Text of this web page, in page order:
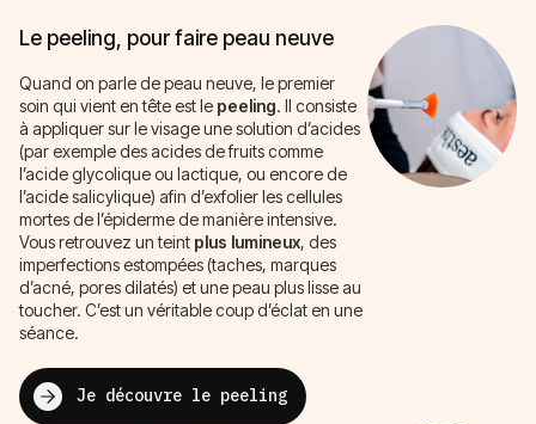
Le peeling, pour faire peau neuve
Quand on parle de peau neuve, le premier
soin qui vient en tête est le peeling. Il consiste
à appliquer sur le visage une solution d’acides
(par exemple des acides de fruits comme
l’acide glycolique ou lactique, ou encore de
l’acide salicylique) afin d’exfolier les cellules
mortes de l’épiderme de manière intensive.
Vous retrouvez un teint plus lumineux, des
imperfections estompées (taches, marques
d’acné, pores dilatés) et une peau plus lisse au
toucher. C’est un véritable coup d’éclat en une
séance.
Je découvre le peeling